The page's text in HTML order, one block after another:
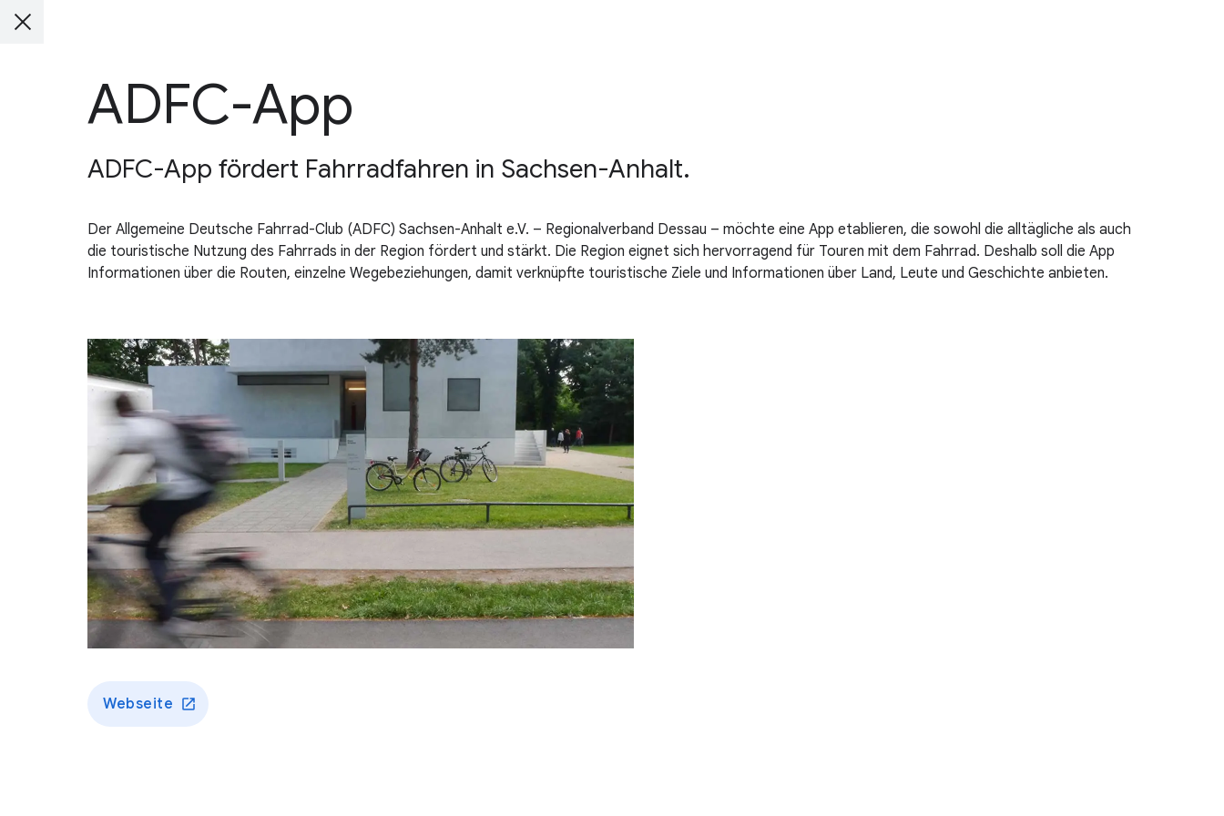
ADFC-App
ADFC-App fördert Fahrradfahren in Sachsen-Anhalt.
Der Allgemeine Deutsche Fahrrad-Club (ADFC) Sachsen-Anhalt e.V. – Regionalverband Dessau – möchte eine App etablieren, die sowohl die alltägliche als auch
die touristische Nutzung des Fahrrads in der Region fördert und stärkt. Die Region eignet sich hervorragend für Touren mit dem Fahrrad. Deshalb soll die App
Informationen über die Routen, einzelne Wegebeziehungen, damit verknüpfte touristische Ziele und Informationen über Land, Leute und Geschichte anbieten.
Webseite